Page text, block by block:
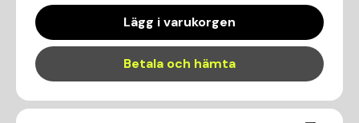
Lägg i varukorgen
Betala och hämta